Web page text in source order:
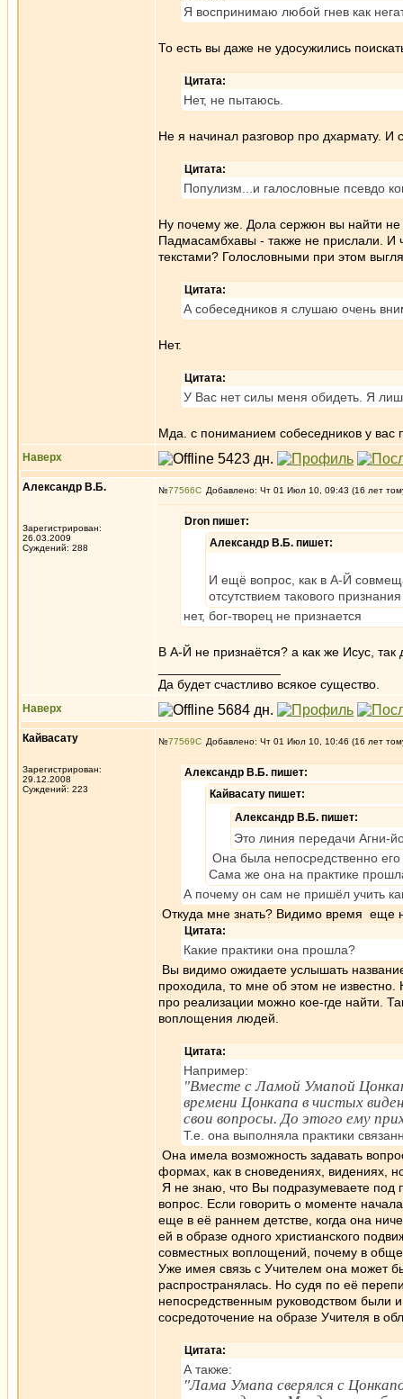
Я воспринимаю любой гнев как
То есть вы даже не удосужились
Цитата:
Нет, не пытаюсь.
Не я начинал разговор про дхармату. И
Цитата:
Популизм...и галословные псевдо
Ну почему же. Дола сержюн вы найти не
Падмасамбхавы - также не прислали. И
текстами? Голословными при этом
Цитата:
А собеседников я слушаю очень
Нет.
Цитата:
У Вас нет силы меня обидеть. Я
Мда. с пониманием собеседников у вас
Наверх
Александр В.Б.
Зарегистрирован:
26.03.2009
Суждений: 288
№77566 Добавлено: Чт 01 Июл 10, 09:43 (16 лет
Dron пишет:
Александр В.Б. пишет:
И ещё вопрос, как в А-Й
отсутствием такового
нет, бог-творец не признается
В А-Й не признаётся? а как же Исус,
Да будет счастливо всякое существо.
Наверх
Кайвасату
Зарегистрирован:
29.12.2008
Суждений: 223
№77569 Добавлено: Чт 01 Июл 10, 10:46 (16 лет
Александр В.Б. пишет:
Кайвасату пишет:
Александр В.Б. пишет:
Это линия передачи Агни-
Она была непосредственно
Сама же она на практике
А почему он сам не пришёл учить
Откуда мне знать? Видимо время еще
Цитата:
Какие практики она прошла?
Вы видимо ожидаете услышать
проходила, то мне об этом не
про реализации можно кое-где найти.
воплощения людей.
Цитата:
Например:
"Вместе с Ламой Умапой
времени Цонкапа в чистых
свои вопросы. До этого ему
Т.е. она выполняла практики
Она имела возможность задавать
формах, как в сноведениях, видениях,
Я не знаю, что Вы подразумеваете под
вопрос. Если говорить о моменте
еще в её раннем детстве, когда она
ей в образе одного христианского
совместных воплощений, почему в
Уже имея связь с Учителем она может
распространялась. Но судя по её
непосредственным руководством были
сосредоточение на образе Учителя в
Цитата:
А также:
"Лама Умапа сверялся с